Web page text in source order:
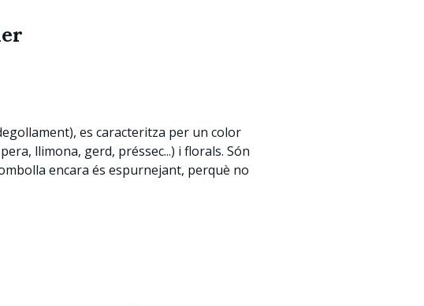
es caracteritza per un color
llimona, gerd, préssec...) i florals. Són
encara és espurnejant, perquè no